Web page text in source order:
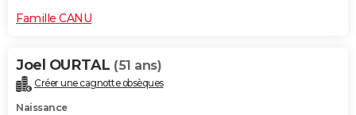
Famille CANU
Joel OURTAL (51 ans)
Créer une cagnotte obsèques
Naissance